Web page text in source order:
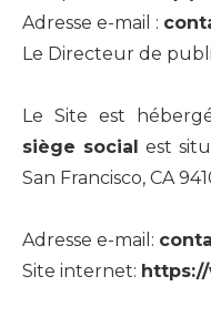
Adresse e-mail :
Le Directeur de
Le Site est
siège social est
San Francisco, CA
Adresse e-mail:
Site internet: